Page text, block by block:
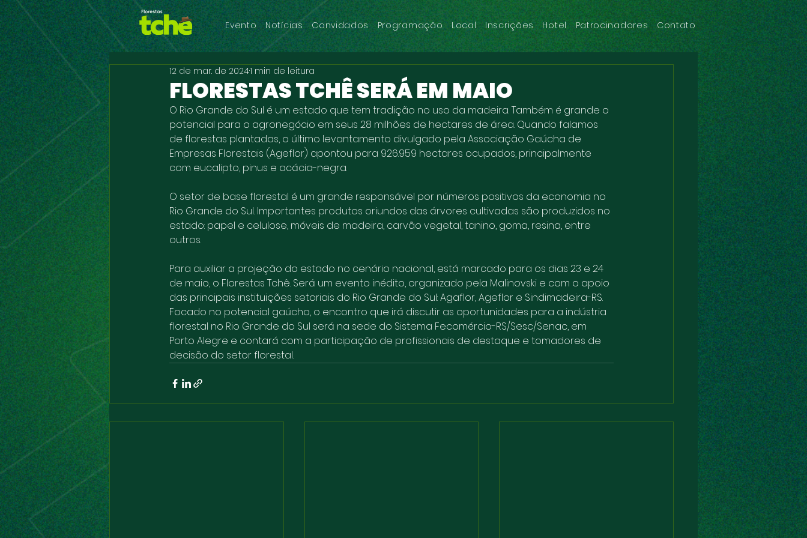
Evento Notícias Convidados Programação Local Inscrições Hotel Patrocinadores Contato
FLORESTAS TCHÊ SERÁ EM MAIO
12 de mar. de 20241 min de leitura
O Rio Grande do Sul é um estado que tem tradição no uso da madeira. Também é grande o
potencial para o agronegócio em seus 28 milhões de hectares de área. Quando falamos
de florestas plantadas, o último levantamento divulgado pela Associação Gaúcha de
Empresas Florestais (Ageflor) apontou para 926.959 hectares ocupados, principalmente
com eucalipto, pinus e acácia-negra.
O setor de base florestal é um grande responsável por números positivos da economia no
Rio Grande do Sul. Importantes produtos oriundos das árvores cultivadas são produzidos no
estado: papel e celulose, móveis de madeira, carvão vegetal, tanino, goma, resina, entre
outros.
Para auxiliar a projeção do estado no cenário nacional, está marcado para os dias 23 e 24
de maio, o Florestas Tchê. Será um evento inédito, organizado pela Malinovski e com o apoio
das principais instituições setoriais do Rio Grande do Sul: Agaflor, Ageflor e Sindimadeira-RS.
Focado no potencial gaúcho, o encontro que irá discutir as oportunidades para a indústria
florestal no Rio Grande do Sul será na sede do Sistema Fecomércio-RS/Sesc/Senac, em
Porto Alegre e contará com a participação de profissionais de destaque e tomadores de
decisão do setor florestal.